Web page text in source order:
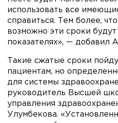
использовать все
справиться. Тем более,
возможно эти сроки будут
показателях», — добавил
Такие сжатые сроки
пациентам, но
для системы
руководитель Высшей
управления
Улумбекова.